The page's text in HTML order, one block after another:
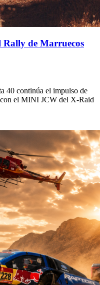
de Marruecos
40 continúa el impulso de
con el MINI JCW del X-Raid